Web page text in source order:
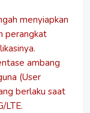
menyiapkan
perangkat
ambang
(User
berlaku saat
LTE.